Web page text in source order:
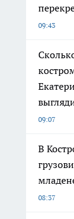
09:43
09:07
В
08:37